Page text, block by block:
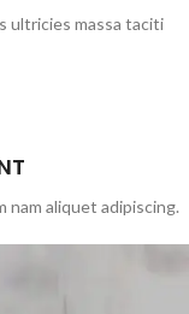
ultricies massa taciti
nam aliquet adipiscing.